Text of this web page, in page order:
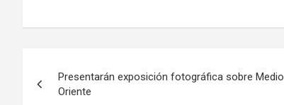
de
Presentarán exposición fotográfica sobre Medio
Oriente